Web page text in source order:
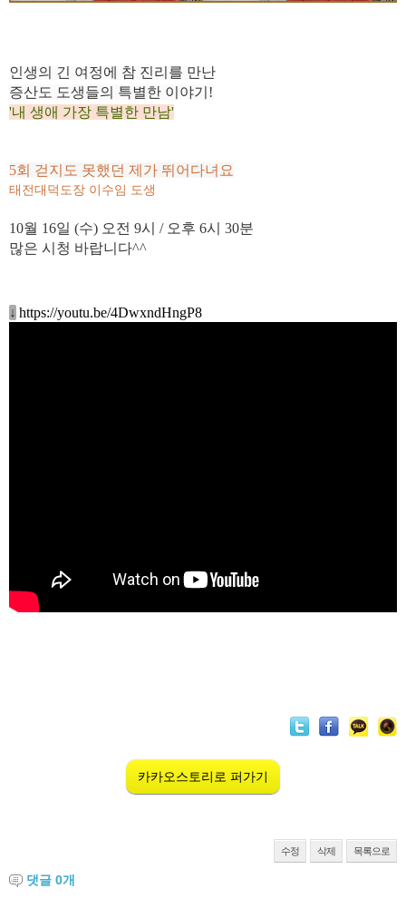
인생의 긴 여정에 참 진리를 만난
증산도 도생들의 특별한 이야기!
'내 생애 가장 특별한 만남'
5회 걷지도 못했던 제가 뛰어다녀요
태전대덕도장 이수임 도생
10월 16일 (수) 오전 9시 / 오후 6시 30분
많은 시청 바랍니다^^
↓ https://youtu.be/4DwxndHngP8
카카오스토리로 퍼가기
수정 삭제 목록으로
댓글 0개